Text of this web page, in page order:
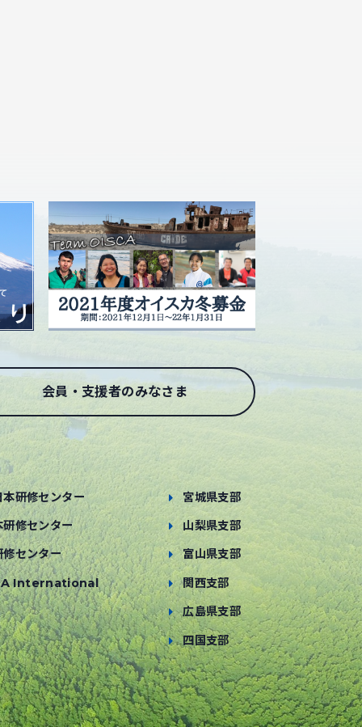
会員・支援者のみなさま
本研修センター
研修センター
修センター
International
宮城県支部
山梨県支部
富山県支部
関西支部
広島県支部
四国支部